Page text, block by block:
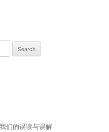
们的误读与误解